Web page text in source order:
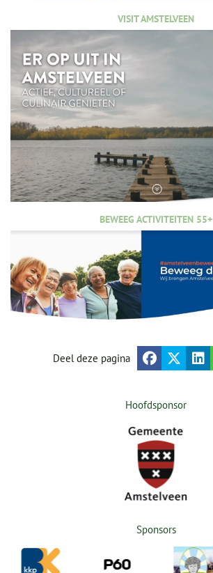
VISIT AMSTELVEEN
BEWEEG ACTIVITEITEN 55+
Deel deze pagina
Hoofdsponsor
Sponsors